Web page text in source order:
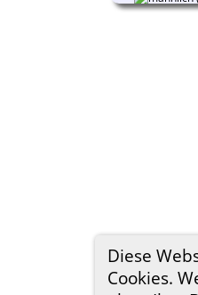
Diese
Cookies.